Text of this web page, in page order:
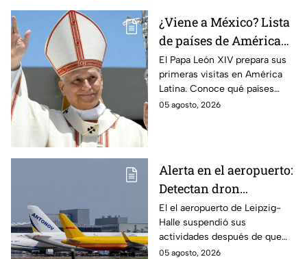
¿Viene a México? Lista
de países de América
Latina que el Papa León
XIV visitará
El Papa León XIV prepara sus
primeras visitas en América
Latina. Conoce qué países
están en su agenda y si
05 agosto, 2026
Alerta en el aeropuerto:
Detectan dron
transportando
explosivos en
Alemania
El el aeropuerto de Leipzig-
Halle suspendió sus
actividades después de que
fuera localizado un dron que
05 agosto, 2026